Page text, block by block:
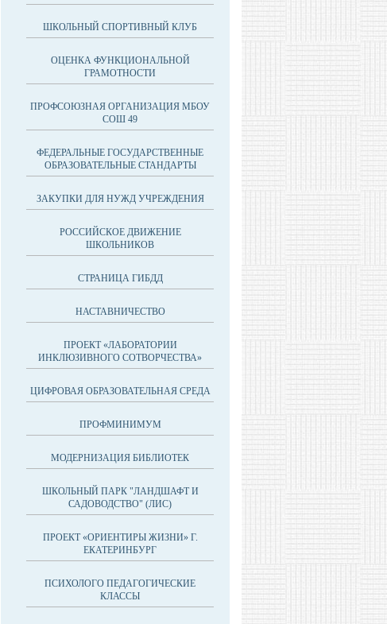
ШКОЛЬНЫЙ СПОРТИВНЫЙ КЛУБ
ОЦЕНКА ФУНКЦИОНАЛЬНОЙ
ГРАМОТНОСТИ
ПРОФСОЮЗНАЯ ОРГАНИЗАЦИЯ МБОУ
СОШ 49
ФЕДЕРАЛЬНЫЕ ГОСУДАРСТВЕННЫЕ
ОБРАЗОВАТЕЛЬНЫЕ СТАНДАРТЫ
ЗАКУПКИ ДЛЯ НУЖД УЧРЕЖДЕНИЯ
РОССИЙСКОЕ ДВИЖЕНИЕ
ШКОЛЬНИКОВ
СТРАНИЦА ГИБДД
НАСТАВНИЧЕСТВО
ПРОЕКТ «ЛАБОРАТОРИИ
ИНКЛЮЗИВНОГО СОТВОРЧЕСТВА»
ЦИФРОВАЯ ОБРАЗОВАТЕЛЬНАЯ СРЕДА
ПРОФМИНИМУМ
МОДЕРНИЗАЦИЯ БИБЛИОТЕК
ШКОЛЬНЫЙ ПАРК "ЛАНДШАФТ И
САДОВОДСТВО" (ЛИС)
ПРОЕКТ «ОРИЕНТИРЫ ЖИЗНИ» Г.
ЕКАТЕРИНБУРГ
ПСИХОЛОГО ПЕДАГОГИЧЕСКИЕ
КЛАССЫ